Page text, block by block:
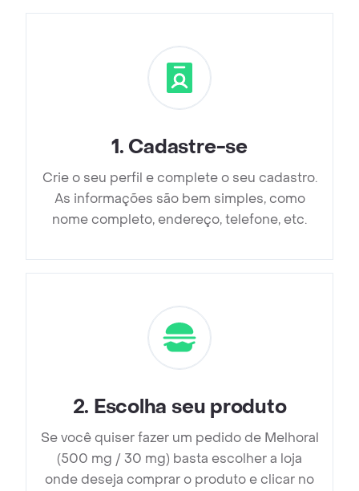
1. Cadastre-se
Crie o seu perfil e complete o seu cadastro.
As informações são bem simples, como
nome completo, endereço, telefone, etc.
2. Escolha seu produto
Se você quiser fazer um pedido de Melhoral
(500 mg / 30 mg) basta escolher a loja
onde deseja comprar o produto e clicar no